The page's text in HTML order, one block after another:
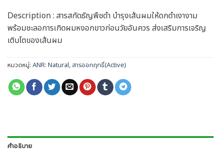
Description : สารสกัดธัญพืชดำ บำรุงเส้นผมให้ดกดำเงางาม
พร้อมชะลอการเกิดผมหงอกขาวก่อนวัยอันควร ส่งเสริมการเจริญ
เติบโตของเส้นผม
หมวดหมู่: ANR: Natural, สารออกฤทธิ์(Active)
คำอธิบาย